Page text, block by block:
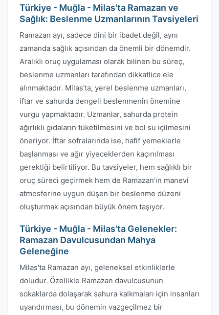
Türkiye - Muğla - Milas'ta Ramazan ve
Sağlık: Beslenme Uzmanlarının Tavsiyeleri
Ramazan ayı, sadece dini bir ibadet değil, aynı
zamanda sağlık açısından da önemli bir dönemdir.
Aralıklı oruç uygulaması olarak bilinen bu süreç,
beslenme uzmanları tarafından dikkatlice ele
alınmaktadır. Milas'ta, yerel beslenme uzmanları,
iftar ve sahurda dengeli beslenmenin önemine
vurgu yapmaktadır. Uzmanlar, sahurda protein
ağırlıklı gıdaların tüketilmesini ve bol su içilmesini
öneriyor. İftar sofralarında ise, hafif yemeklerle
başlanması ve ağır yiyeceklerden kaçınılması
gerektiği belirtiliyor. Bu tavsiyeler, hem sağlıklı bir
oruç süreci geçirmek hem de Ramazan'ın manevi
atmosferine uygun düşen bir beslenme düzeni
oluşturmak açısından büyük önem taşıyor.
Türkiye - Muğla - Milas'ta Gelenekler:
Ramazan Davulcusundan Mahya
Geleneğine
Milas'ta Ramazan ayı, geleneksel etkinliklerle
doludur. Özellikle Ramazan davulcusunun
sokaklarda dolaşarak sahura kalkmaları için insanları
uyandırması, bu dönemin vazgeçilmez bir